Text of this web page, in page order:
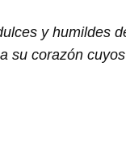
y humildes
corazón